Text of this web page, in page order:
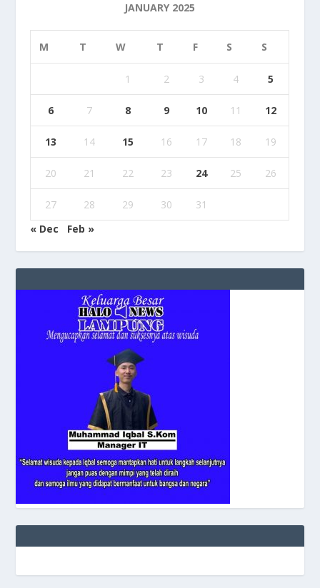
JANUARY 2025
M T W T F S S
1 2 3 4 5
6 7 8 9 10 11 12
13 14 15 16 17 18 19
20 21 22 23 24 25 26
27 28 29 30
31
« Dec
Feb »